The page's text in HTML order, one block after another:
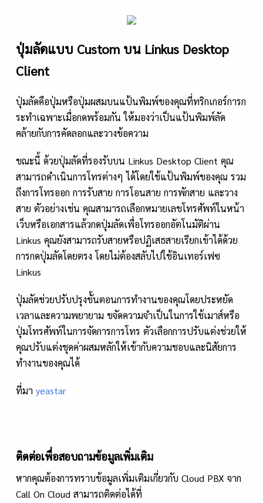
ปุ่มลัดแบบ Custom บน Linkus Desktop
Client
ปุ่มลัดคือปุ่มหรือปุ่มผสมบนแป้นพิมพ์ของคุณที่ทริกเกอร์การก
ระทำเฉพาะเมื่อกดพร้อมกัน ให้มองว่าเป็นแป้นพิมพ์ลัด
คล้ายกับการคัดลอกและวางข้อความ
ขณะนี้ ด้วยปุ่มลัดที่รองรับบน Linkus Desktop Client คุณ
สามารถดำเนินการโทรต่างๆ ได้โดยใช้แป้นพิมพ์ของคุณ รวม
ถึงการโทรออก การรับสาย การโอนสาย การพักสาย และวาง
สาย ตัวอย่างเช่น คุณสามารถเลือกหมายเลขโทรศัพท์ในหน้า
เว็บหรือเอกสารแล้วกดปุ่มลัดเพื่อโทรออกอัตโนมัติผ่าน
Linkus คุณยังสามารถรับสายหรือปฏิเสธสายเรียกเข้าได้ด้วย
การกดปุ่มลัดโดยตรง โดยไม่ต้องสลับไปใช้อินเทอร์เฟซ
Linkus
ปุ่มลัดช่วยปรับปรุงขั้นตอนการทำงานของคุณโดยประหยัด
เวลาและความพยายาม ขจัดความจำเป็นในการใช้เมาส์หรือ
ปุ่มโทรศัพท์ในการจัดการการโทร ตัวเลือกการปรับแต่งช่วยให้
คุณปรับแต่งชุดค่าผสมหลักให้เข้ากับความชอบและนิสัยการ
ทำงานของคุณได้
ที่มา yeastar
ติดต่อเพื่อสอบถามข้อมูลเพิ่มเติม
หากคุณต้องการทราบข้อมูลเพิ่มเติมเกี่ยวกับ Cloud PBX จาก
Call On Cloud สามารถติดต่อได้ที่